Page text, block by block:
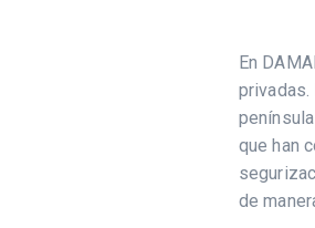
En
privadas.
que han
de